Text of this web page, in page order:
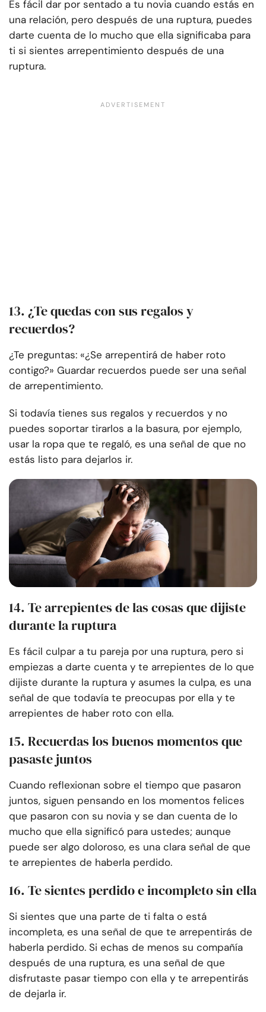
Es fácil dar por sentado a tu novia cuando estás en
una relación, pero después de una ruptura, puedes
darte cuenta de lo mucho que ella significaba para
ti si sientes arrepentimiento después de una
ruptura.
13. ¿Te quedas con sus regalos y
recuerdos?
¿Te preguntas: «¿Se arrepentirá de haber roto
contigo?» Guardar recuerdos puede ser una señal
de arrepentimiento.
Si todavía tienes sus regalos y recuerdos y no
puedes soportar tirarlos a la basura, por ejemplo,
usar la ropa que te regaló, es una señal de que no
estás listo para dejarlos ir.
14. Te arrepientes de las cosas que dijiste
durante la ruptura
Es fácil culpar a tu pareja por una ruptura, pero si
empiezas a darte cuenta y te arrepientes de lo que
dijiste durante la ruptura y asumes la culpa, es una
señal de que todavía te preocupas por ella y te
arrepientes de haber roto con ella.
15. Recuerdas los buenos momentos que
pasaste juntos
Cuando reflexionan sobre el tiempo que pasaron
juntos, siguen pensando en los momentos felices
que pasaron con su novia y se dan cuenta de lo
mucho que ella significó para ustedes; aunque
puede ser algo doloroso, es una clara señal de que
te arrepientes de haberla perdido.
16. Te sientes perdido e incompleto sin ella
Si sientes que una parte de ti falta o está
incompleta, es una señal de que te arrepentirás de
haberla perdido. Si echas de menos su compañía
después de una ruptura, es una señal de que
disfrutaste pasar tiempo con ella y te arrepentirás
de dejarla ir.